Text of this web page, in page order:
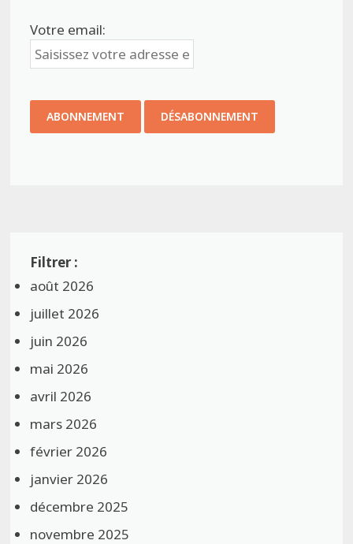
Votre email:
août 2026
juillet 2026
juin 2026
mai 2026
avril 2026
mars 2026
février 2026
janvier 2026
décembre 2025
novembre 2025